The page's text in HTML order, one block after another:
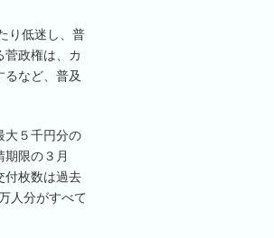
り低迷し、普
菅政権は、カ
るなど、普及
大５千円分の
限の３月
付枚数は過去
人分がすべて